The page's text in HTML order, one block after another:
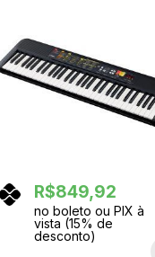
R$849,92
no boleto ou PIX à
vista (15% de
desconto)